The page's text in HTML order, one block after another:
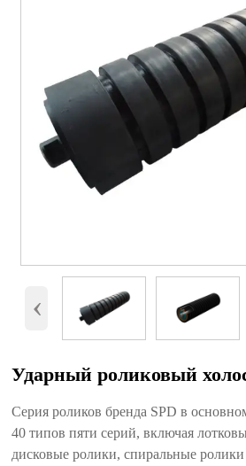
‹
Ударный роликовый
Серия роликов бренда SPD в
40 типов пяти серий, включая
дисковые ролики, спиральные